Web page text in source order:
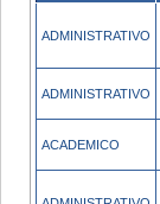
ADMINISTRATIVO
ADMINISTRATIVO
ACADEMICO